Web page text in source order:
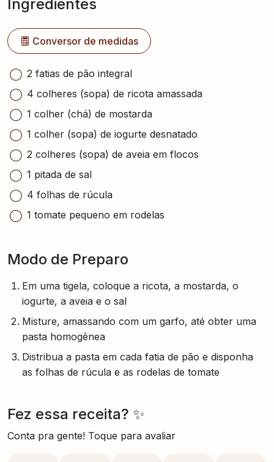
Ingredientes
Conversor de medidas
2 fatias de pão integral
4 colheres (sopa) de ricota amassada
1 colher (chá) de mostarda
1 colher (sopa) de iogurte desnatado
2 colheres (sopa) de aveia em flocos
1 pitada de sal
4 folhas de rúcula
1 tomate pequeno em rodelas
Modo de Preparo
Em uma tigela, coloque a ricota, a mostarda, o
iogurte, a aveia e o sal
Misture, amassando com um garfo, até obter uma
pasta homogênea
Distribua a pasta em cada fatia de pão e disponha
as folhas de rúcula e as rodelas de tomate
Fez essa receita? ✨
Conta pra gente! Toque para avaliar